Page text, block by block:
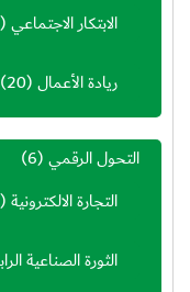
الابتكار الاجتماعي(1)
ريادة الأعمال(20)
التحول الرقمي(6)
التجارة الالكترونية(11)
الثورة الصناعية